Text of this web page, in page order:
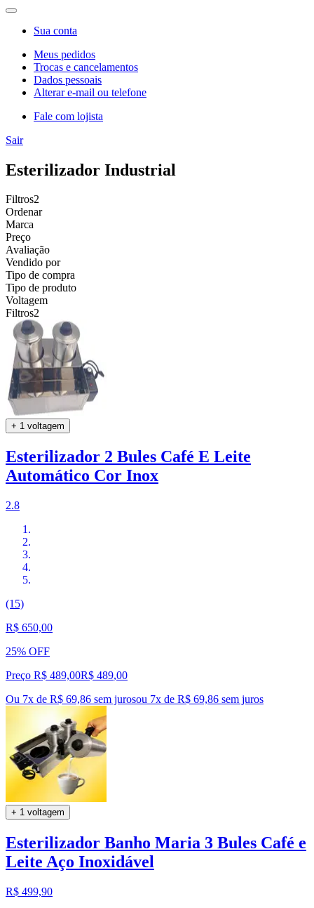
Sua conta
Meus pedidos
Trocas e cancelamentos
Dados pessoais
Alterar e-mail ou telefone
Fale com lojista
Sair
Esterilizador Industrial
Filtros2
Ordenar
Marca
Preço
Avaliação
Vendido por
Tipo de compra
Tipo de produto
Voltagem
Filtros2
+ 1 voltagem
Esterilizador 2 Bules Café E Leite
Automático Cor Inox
2.8
(15)
R$ 650,00
25% OFF
Preço R$ 489,00R$ 489,00
Ou 7x de R$ 69,86 sem jurosou 7x de R$ 69,86 sem juros
+ 1 voltagem
Esterilizador Banho Maria 3 Bules Café e
Leite Aço Inoxidável
R$ 499,90